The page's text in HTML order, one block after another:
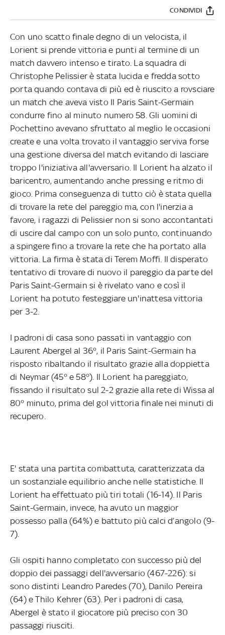
CONDIVIDI
Con uno scatto finale degno di un velocista, il
Lorient si prende vittoria e punti al termine di un
match davvero intenso e tirato. La squadra di
Christophe Pelissier è stata lucida e fredda sotto
porta quando contava di più ed è riuscito a rovsciare
un match che aveva visto Il Paris Saint-Germain
condurre fino al minuto numero 58. Gli uomini di
Pochettino avevano sfruttato al meglio le occasioni
create e una volta trovato il vantaggio serviva forse
una gestione diversa del match evitando di lasciare
troppo l'iniziativa all'avversario. Il Lorient ha alzato il
baricentro, aumentando anche pressing e ritmo di
gioco. Prima conseguenza di tutto ciò è stata quella
di trovare la rete del pareggio ma, con l'inerzia a
favore, i ragazzi di Pelissier non si sono accontantati
di uscire dal campo con un solo punto, continuando
a spingere fino a trovare la rete che ha portato alla
vittoria. La firma è stata di Terem Moffi. Il disperato
tentativo di trovare di nuovo il pareggio da parte del
Paris Saint-Germain si è rivelato vano e così il
Lorient ha potuto festeggiare un'inattesa vittoria
per 3-2.
I padroni di casa sono passati in vantaggio con
Laurent Abergel al 36°, il Paris Saint-Germain ha
risposto ribaltando il risultato grazie alla doppietta
di Neymar (45° e 58°). Il Lorient ha pareggiato,
fissando il risultato sul 2-2 grazie alla rete di Wissa al
80° minuto, prima del gol vittoria finale nei minuti di
recupero.
E' stata una partita combattuta, caratterizzata da
un sostanziale equilibrio anche nelle statistiche. Il
Lorient ha effettuato più tiri totali (16-14). Il Paris
Saint-Germain, invece, ha avuto un maggior
possesso palla (64%) e battuto più calci d’angolo (9-
7).
Gli ospiti hanno completato con successo più del
doppio dei passaggi dell'avversario (467-226): si
sono distinti Leandro Paredes (70), Danilo Pereira
(64) e Thilo Kehrer (63). Per i padroni di casa,
Abergel è stato il giocatore più preciso con 30
passaggi riusciti.